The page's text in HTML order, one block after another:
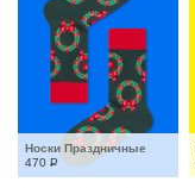
Носки Праздничные
470 Р